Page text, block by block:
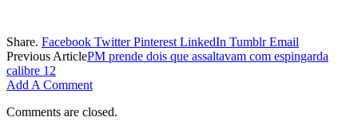
Share. Facebook Twitter Pinterest LinkedIn Tumblr Email
Previous ArticlePM prende dois que assaltavam com espingarda
calibre 12
Add A Comment
Comments are closed.